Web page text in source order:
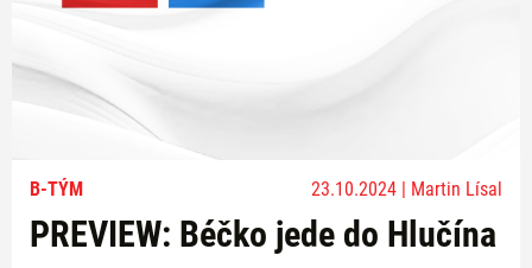
B-TÝM 23.10.2024 | Martin Lísal
PREVIEW: Béčko jede do Hlučína